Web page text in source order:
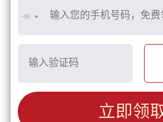
+86
立即领